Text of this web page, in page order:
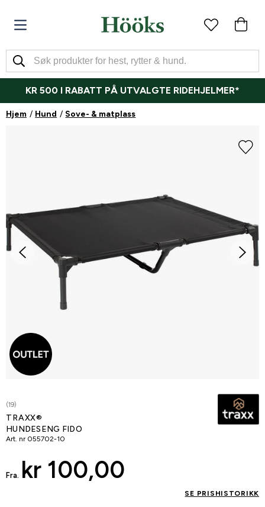
KR 500 I RABATT PÅ UTVALGTE RIDEHJELMER*
Hjem Hund Sove- & matplass
(19)
TRAXX®
HUNDESENG FIDO
Art. nr 055702-10
Fra. kr 100,00
SE PRISHISTORIKK